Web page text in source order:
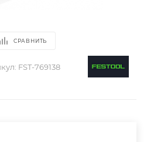
СРАВНИТЬ
FST-769138